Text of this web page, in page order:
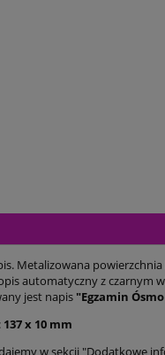
Metalizowana
automatyczny z czarnym
jest napis "Egzamin
137 x 10 mm
w sekcji "Dodatkowe